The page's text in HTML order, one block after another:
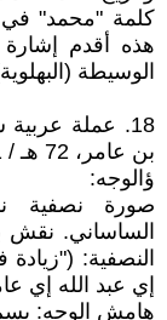
كلمة "محمد"
هذه أقدم
الوسيطة
18. عملة
بن عامر، 72 هـ / 691-692 م.
ؤالوجه:
صورة نصفية
الساساني. نقش
النصفية:
إي عبد الله إي
هامش الوجه: بسم